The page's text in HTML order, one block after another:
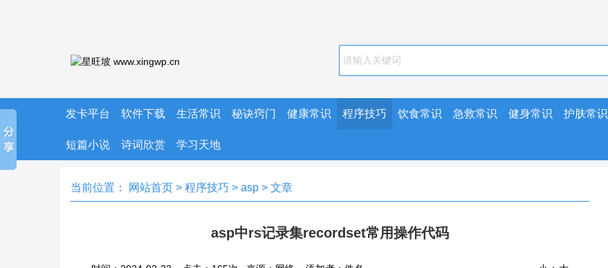
发卡平台 软件下载 生活常识 秘诀窍门 健康常识 程序技巧 饮食常识 急救常识 健身常识 护肤常识
短篇小说 诗词欣赏 学习天地
当前位置： 网站首页 > 程序技巧 > asp > 文章
asp中rs记录集recordset常用操作代码